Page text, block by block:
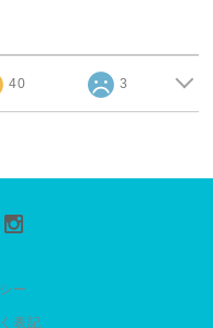
40 3
ー
表記